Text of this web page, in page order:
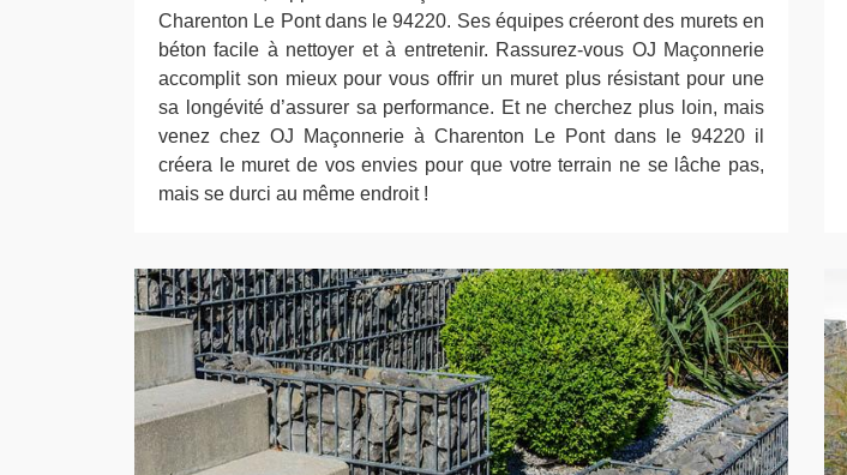
Charenton Le Pont dans le 94220. Ses équipes créeront des murets en
béton facile à nettoyer et à entretenir. Rassurez-vous OJ Maçonnerie
accomplit son mieux pour vous offrir un muret plus résistant pour une
sa longévité d’assurer sa performance. Et ne cherchez plus loin, mais
venez chez OJ Maçonnerie à Charenton Le Pont dans le 94220 il
créera le muret de vos envies pour que votre terrain ne se lâche pas,
mais se durci au même endroit !